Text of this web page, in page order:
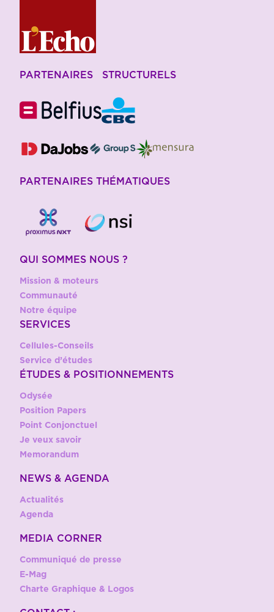
PARTENAIRES STRUCTURELS
PARTENAIRES THÉMATIQUES
QUI SOMMES NOUS ?
Mission & moteurs
Communauté
Notre équipe
SERVICES
Cellules-Conseils
Service d’études
ÉTUDES & POSITIONNEMENTS
Odysée
Position Papers
Point Conjonctuel
Je veux savoir
Memorandum
NEWS & AGENDA
Actualités
Agenda
MEDIA CORNER
Communiqué de presse
E-Mag
Charte Graphique & Logos